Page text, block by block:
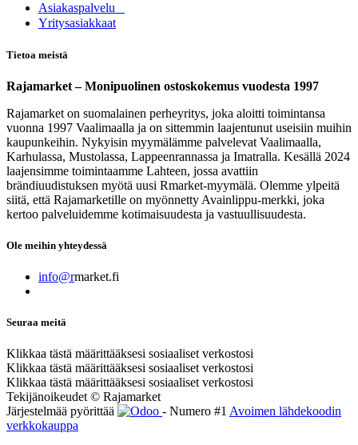
Asia​k​aspalvelu
​Yritysasiakkaat
Tietoa meistä
Rajamarket – Monipuolinen ostoskokemus vuodesta 1997
Rajamarket on suomalainen perheyritys, joka aloitti toimintansa
vuonna 1997 Vaalimaalla ja on sittemmin laajentunut useisiin muihin
kaupunkeihin. Nykyisin myymälämme palvelevat Vaalimaalla,
Karhulassa, Mustolassa, Lappeenrannassa ja Imatralla. Kesällä 2024
laajensimme toimintaamme Lahteen, jossa avattiin
brändiuudistuksen myötä uusi Rmarket-myymälä. Olemme ylpeitä
siitä, että Rajamarketille on myönnetty Avainlippu-merkki, joka
kertoo palveluidemme kotimaisuudesta ja vastuullisuudesta.
Ole meihin yhteydessä
info@rmarket.fi
Seuraa meitä
Klikkaa tästä määrittääksesi sosiaaliset verkostosi
Klikkaa tästä määrittääksesi sosiaaliset verkostosi
Klikkaa tästä määrittääksesi sosiaaliset verkostosi
Tekijänoikeudet © Rajamarket
Järjestelmää pyörittää
- Numero #1 Avoimen lähdekoodin
verkkokauppa